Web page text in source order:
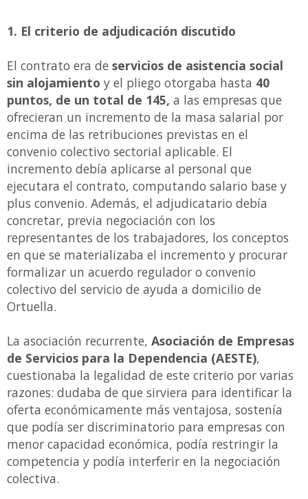
1. El criterio de adjudicación discutido
El contrato era de servicios de asistencia social
sin alojamiento y el pliego otorgaba hasta 40
puntos, de un total de 145, a las empresas que
ofrecieran un incremento de la masa salarial por
encima de las retribuciones previstas en el
convenio colectivo sectorial aplicable. El
incremento debía aplicarse al personal que
ejecutara el contrato, computando salario base y
plus convenio. Además, el adjudicatario debía
concretar, previa negociación con los
representantes de los trabajadores, los conceptos
en que se materializaba el incremento y procurar
formalizar un acuerdo regulador o convenio
colectivo del servicio de ayuda a domicilio de
Ortuella.
La asociación recurrente, Asociación de Empresas
de Servicios para la Dependencia (AESTE),
cuestionaba la legalidad de este criterio por varias
razones: dudaba de que sirviera para identificar la
oferta económicamente más ventajosa, sostenía
que podía ser discriminatorio para empresas con
menor capacidad económica, podía restringir la
competencia y podía interferir en la negociación
colectiva.